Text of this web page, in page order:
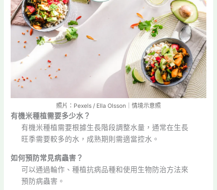
照片：Pexels / Ella Olsson｜情境示意照
有機米種植需要多少水？
有機米種植需要根據生長階段調整水量，通常在生長
旺季需要較多的水，成熟期則需適當控水。
如何預防常見病蟲害？
可以通過輪作、種植抗病品種和使用生物防治方法來
預防病蟲害。